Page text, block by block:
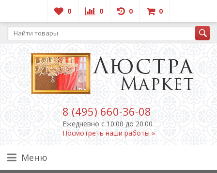
0 0 0 0
8 (495) 660-36-08
Ежедневно c 10:00 до 20:00
Посмотреть наши работы »
Меню